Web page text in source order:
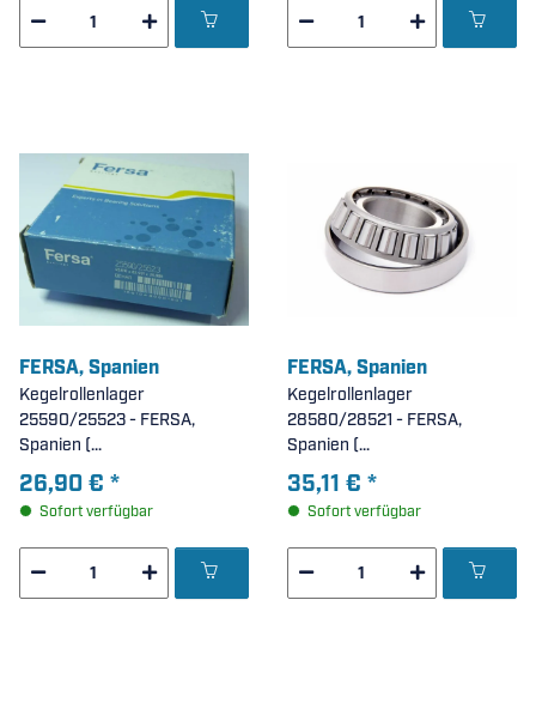
FERSA, Spanien
Kegelrollenlager
25590/25523 - FERSA,
Spanien (
45,618x82,931x26,988mm )
26,90 € *
Sofort verfügbar
FERSA, Spanien
Kegelrollenlager
28580/28521 - FERSA,
Spanien (
50,8x92,075x24,608mm )
35,11 € *
Sofort verfügbar